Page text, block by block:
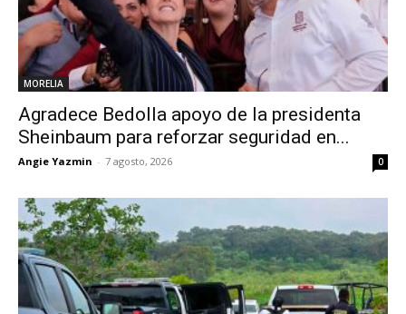
MORELIA
Agradece Bedolla apoyo de la presidenta
Sheinbaum para reforzar seguridad en...
Angie Yazmin - 7 agosto, 2026 0